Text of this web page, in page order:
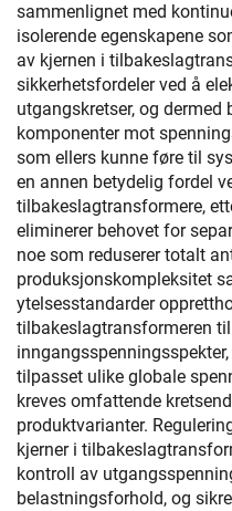
sammenlignet med
isolerende egenskapene
av kjernen i
sikkerhetsfordeler ved å
utgangskretser, og
komponenter mot
som ellers kunne føre til
en annen betydelig fordel
tilbakeslagtransformere,
eliminerer behovet for
noe som reduserer totalt
produksjonskompleksitet
ytelsesstandarder
tilbakeslagtransformeren
tilpasset ulike globale
kreves omfattende
produktvarianter.
kjerner i
kontroll av
belastningsforhold, og